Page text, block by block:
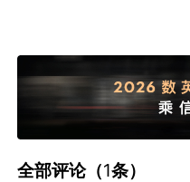
全部评论（1条）